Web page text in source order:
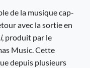
de la musique cap-
avec la sortie en
, produit par le
Music. Cette
depuis plusieurs